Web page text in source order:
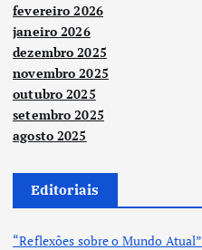
fevereiro 2026
janeiro 2026
dezembro 2025
novembro 2025
outubro 2025
setembro 2025
agosto 2025
Editoriais
“Reflexões sobre o Mundo Atual”